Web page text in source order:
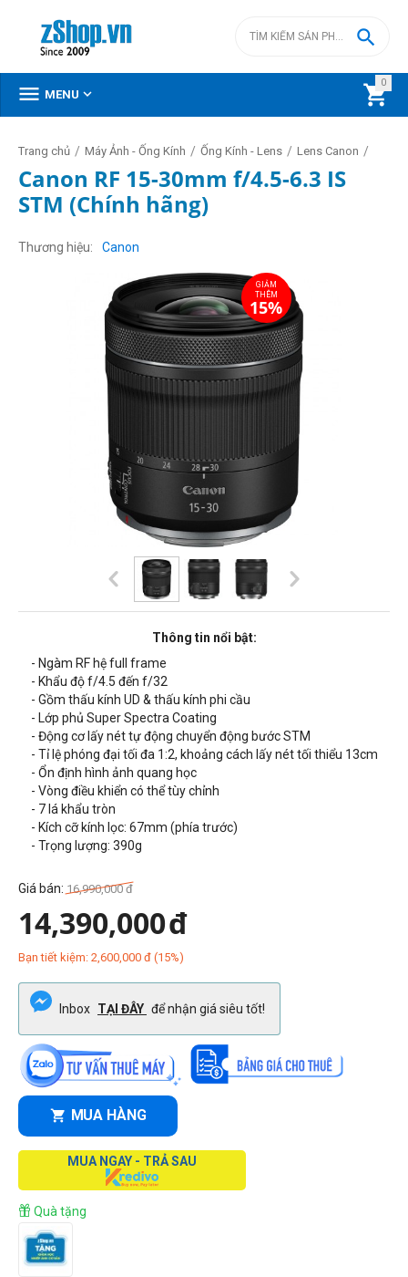
0


 MENU 
Trang chủ / Máy Ảnh - Ống Kính / Ống Kính - Lens / Lens Canon /
Canon RF 15-30mm f/4.5-6.3 IS
STM (Chính hãng)
Thương hiệu Canon
Thông tin nổi bật:
- Ngàm RF hệ full frame
- Khẩu độ f/4.5 đến f/32
- Gồm thấu kính UD & thấu kính phi cầu
- Lớp phủ Super Spectra Coating
- Động cơ lấy nét tự động chuyển động bước STM
- Tỉ lệ phóng đại tối đa 1:2, khoảng cách lấy nét tối thiểu 13cm
- Ổn định hình ảnh quang học
- Vòng điều khiển có thể tùy chỉnh
- 7 lá khẩu tròn
- Kích cỡ kính lọc: 67mm (phía trước)
- Trọng lượng: 390g
Giá bán: 16,990,000 đ
14,390,000đ
Bạn tiết kiệm: 2,600,000 đ (15%)
Inbox TẠI ĐÂY để nhận giá siêu tốt!
MUA HÀNG
MUA NGAY - TRẢ SAU
Quà tặng